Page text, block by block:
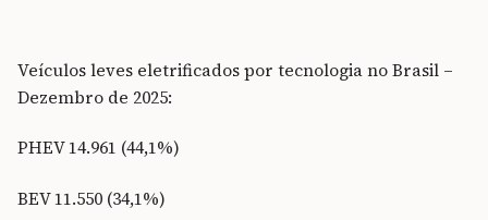
Veículos leves eletrificados por tecnologia no Brasil –
Dezembro de 2025:
PHEV 14.961 (44,1%)
BEV 11.550 (34,1%)